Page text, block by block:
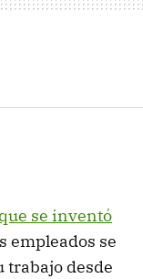
se inventó
empleados se
trabajo desde